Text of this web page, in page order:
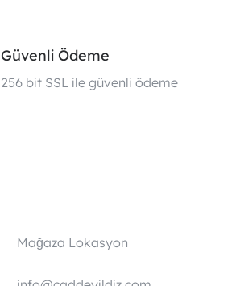
Güvenli Ödeme
256 bit SSL ile güvenli ödeme
Mağaza Lokasyon